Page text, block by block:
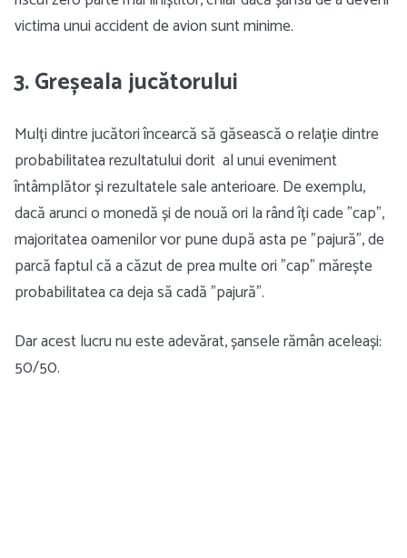
victima unui accident de avion sunt minime.
3. Greșeala jucătorului
Mulți dintre jucători încearcă să găsească o relație dintre
probabilitatea rezultatului dorit al unui eveniment
întâmplător și rezultatele sale anterioare. De exemplu,
dacă arunci o monedă și de nouă ori la rând îți cade ”cap”,
majoritatea oamenilor vor pune după asta pe ”pajură”, de
parcă faptul că a căzut de prea multe ori ”cap” mărește
probabilitatea ca deja să cadă ”pajură”.
Dar acest lucru nu este adevărat, șansele rămân aceleași:
50/50.